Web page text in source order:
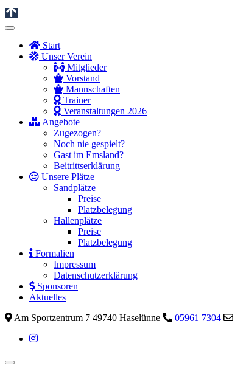
Start
Unser Verein
Mitglieder
Vorstand
Mannschaften
Trainer
Veranstaltungen 2026
Angebote
Zugezogen?
Noch nie gespielt?
Gast im Emsland?
Beitrittserklärung
Unsere Plätze
Sandplätze
Preise
Platzbelegung
Hallenplätze
Preise
Platzbelegung
Formalien
Impressum
Datenschutzerklärung
Sponsoren
Aktuelles
Am Sportzentrum 7 49740 Haselünne
05961 7304